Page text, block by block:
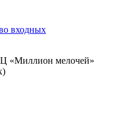
входных
«Миллион мелочей»